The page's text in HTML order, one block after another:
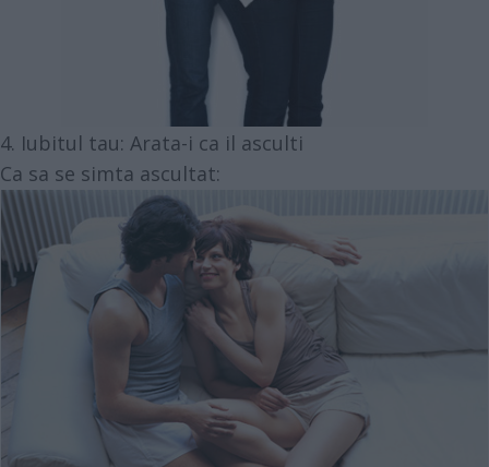
4. Iubitul tau: Arata-i ca il asculti
Ca sa se simta ascultat: